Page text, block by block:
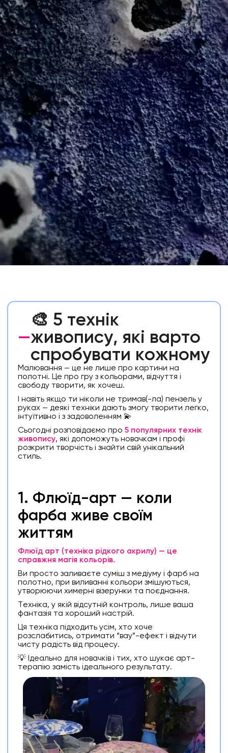
—
🎨 5 технік
живопису, які варто
спробувати кожному
Малювання — це не лише про картини на
полотні. Це про гру з кольорами, відчуття і
свободу творити, як хочеш.
І навіть якщо ти ніколи не тримав(-ла) пензель у
руках — деякі техніки дають змогу творити легко,
інтуїтивно і з задоволенням 💫
Сьогодні розповідаємо про5 популярних технік
живопису, які допоможуть новачкам і профі
розкрити творчість і знайти свій унікальний
стиль.
1. Флюїд-арт — коли
фарба живе своїм
життям
Флюїд арт (техніка рідкого акрилу) — це
справжня магія кольорів.
Ви просто заливаєте суміш з медіуму і фарб на
полотно, при виливанні кольори змішуються,
утворюючи химерні візерунки та поєднання.
Техніка, у якій відсутній контроль, лише ваша
фантазія та хороший настрій.
Ця техніка підходить усім, хто хоче
розслабитись, отримати “вау”-ефект і відчути
чисту радість від процесу.
💡 Ідеально для новачків і тих, хто шукає арт-
терапію замість ідеального результату.